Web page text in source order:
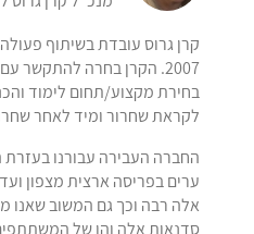
2007. הקרן בחרה להתקשר
בחירת מקצוע/תחום לימוד
לקראת שחרור ומיד לאחר
החברה העבירה עבורנו בעזרת
ערים בפריסה ארצית מצפון
אלה רבה וכך גם המשוב שאנו
סדנאות אלה והן של